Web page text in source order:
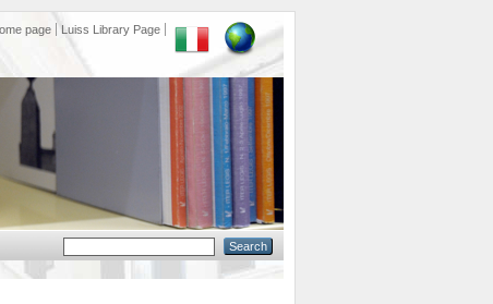
page Luiss Library Page